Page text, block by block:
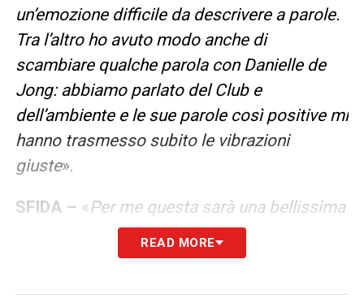
un’emozione difficile da descrivere a parole.
Tra l’altro ho avuto modo anche di
scambiare qualche parola con Danielle de
Jong: abbiamo parlato del Club e
dell’ambiente e le sue parole così positive mi
hanno trasmesso subito le vibrazioni
giuste».
SFIDA – «Per me questa sarà una bellissima
sfida: giocherò insieme a grandi calciatrici e
sono sicura che questo ambiente mi aiuterà
READ MORE